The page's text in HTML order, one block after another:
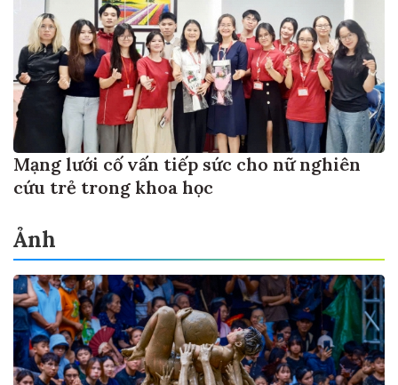
Mạng lưới cố vấn tiếp sức cho nữ nghiên
cứu trẻ trong khoa học
Ảnh